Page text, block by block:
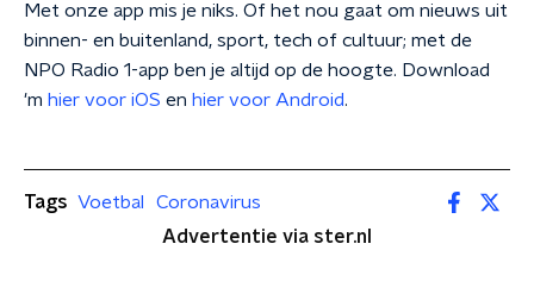
Met onze app mis je niks. Of het nou gaat om nieuws uit
binnen- en buitenland, sport, tech of cultuur; met de
NPO Radio 1-app ben je altijd op de hoogte. Download
'm hier voor iOS en hier voor Android.
Tags Voetbal
Coronavirus
Advertentie via ster.nl